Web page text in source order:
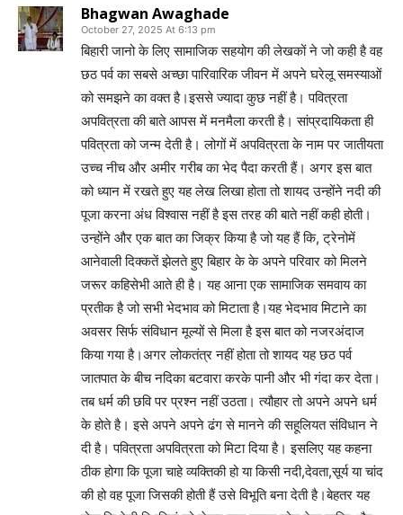
Bhagwan Awaghade
October 27, 2025 At 6:13 pm
बिहारी जानो के लिए सामाजिक सहयोग की लेखकों ने जो कही है वह
छठ पर्व का सबसे अच्छा पारिवारिक जीवन में अपने घरेलू समस्याओं
को समझने का वक्त है।इससे ज्यादा कुछ नहीं है। पवित्रता
अपवित्रता की बाते आपस में मनमैला करती है। सांप्रदायिकता ही
पवित्रता को जन्म देती है। लोगों में अपवित्रता के नाम पर जातीयता
उच्च नीच और अमीर गरीब का भेद पैदा करती हैं। अगर इस बात
को ध्यान में रखते हुए यह लेख लिखा होता तो शायद उन्होंने नदी की
पूजा करना अंध विश्वास नहीं है इस तरह की बाते नहीं कही होती।
उन्होंने और एक बात का जिक्र किया है जो यह हैं कि, ट्रेनोमें
आनेवाली दिक्कतें झेलते हुए बिहार के के अपने परिवार को मिलने
जरूर कहिसेभी आते ही है। यह आना एक सामाजिक समवाय का
प्रतीक है जो सभी भेदभाव को मिटाता है।यह भेदभाव मिटाने का
अवसर सिर्फ संविधान मूल्यों से मिला है इस बात को नजरअंदाज
किया गया है।अगर लोकतंत्र नहीं होता तो शायद यह छठ पर्व
जातपात के बीच नदिका बटवारा करके पानी और भी गंदा कर देता।
तब धर्म की छवि पर प्रश्न नहीं उठता। त्यौहार तो अपने अपने धर्म
के होते है। इसे अपने अपने ढंग से मानने की सहूलियत संविधान ने
दी है। पवित्रता अपवित्रता को मिटा दिया है। इसलिए यह कहना
ठीक होगा कि पूजा चाहे व्यक्तिकी हो या किसी नदी,देवता,सूर्य या चांद
की हो वह पूजा जिसकी होती हैं उसे विभूति बना देती है।बेहतर यह